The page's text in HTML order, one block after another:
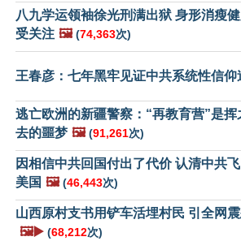
八九学运领袖徐光刑满出狱 身形消瘦
受关注 🖼️ (74,363次)
王春彦：七年黑牢见证中共系统性信仰
逃亡欧洲的新疆警察：“再教育营”是挥
去的噩梦 🖼️ (91,261次)
因相信中共回国付出了代价 认清中共飞
美国 🖼️ (46,443次)
山西原村支书用铲车活埋村民 引全网
🖼️▶️ (68,212次)